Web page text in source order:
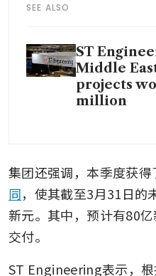
SEE ALSO
ST
Middle
projects
million
集团还强调，本季度获得
同，使其截至3月31日的
新元。其中，预计有80
交付。
ST Engineering表示，